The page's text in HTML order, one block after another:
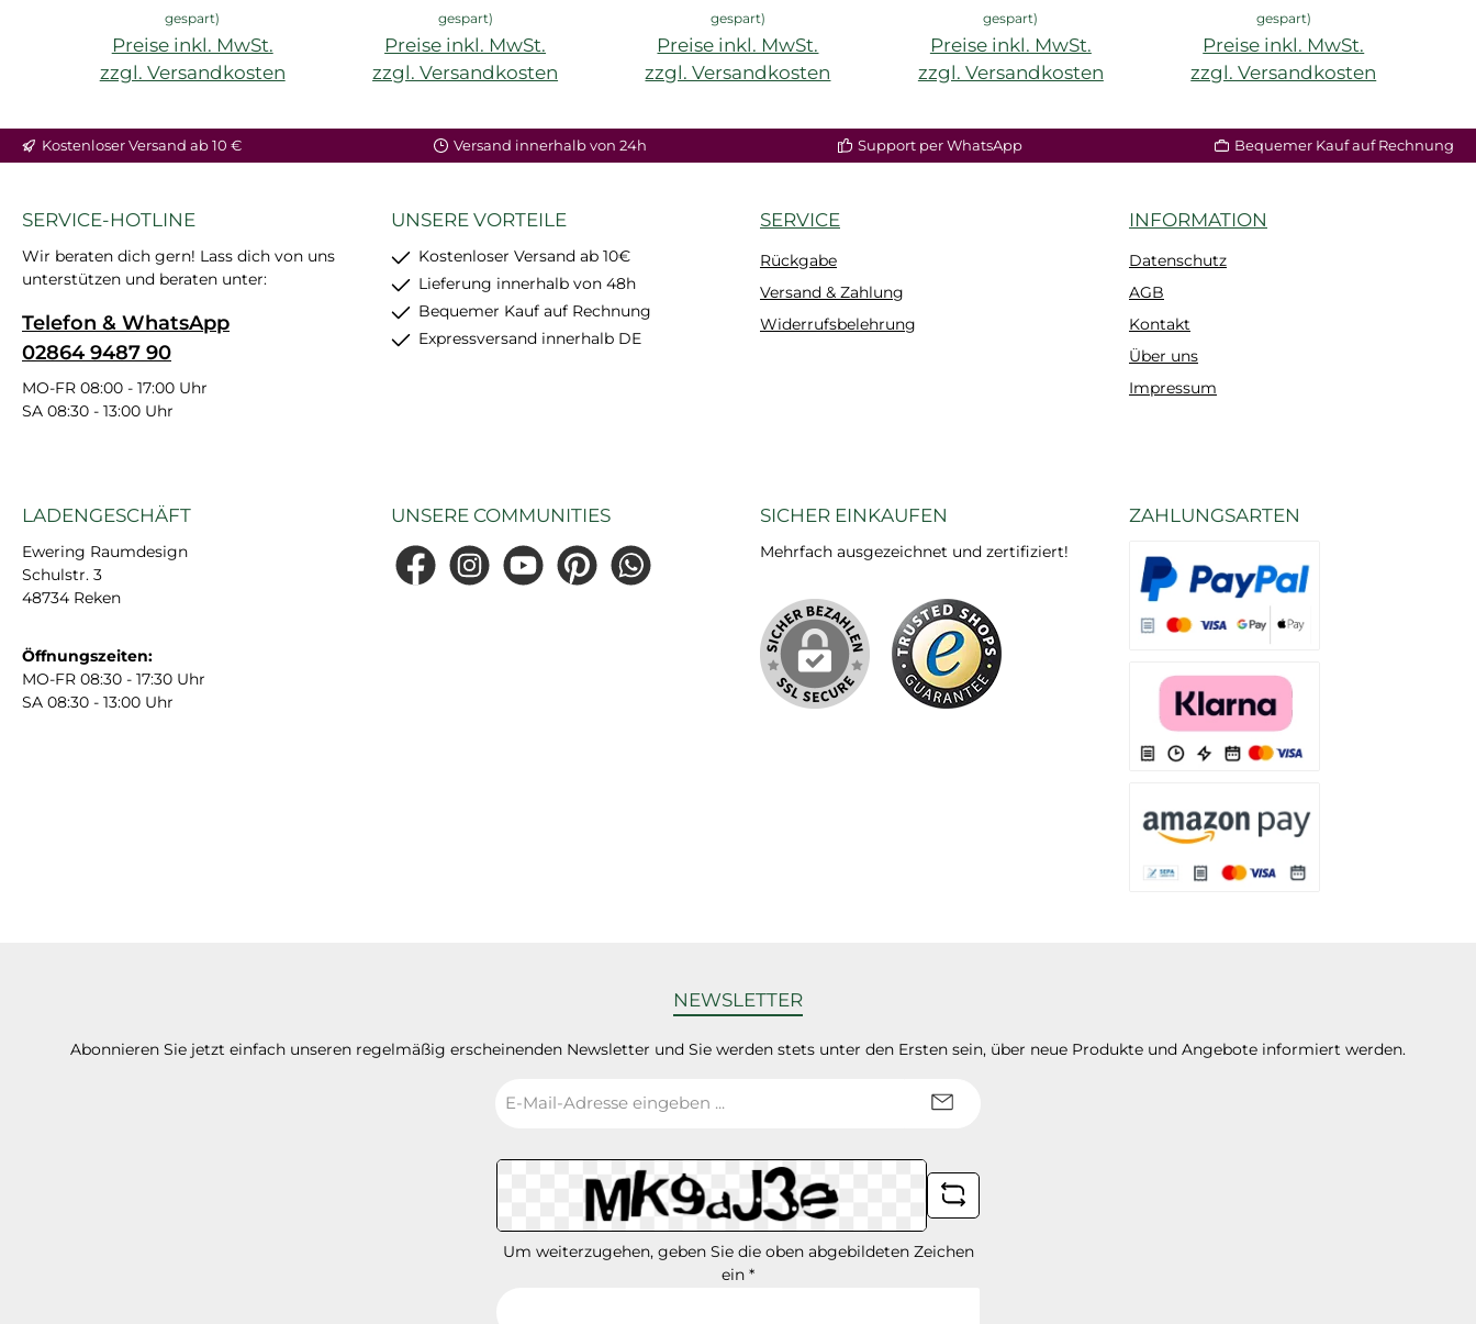
gespart)
Preise inkl. MwSt.
zzgl. Versandkosten
gespart)
Preise inkl. MwSt.
zzgl. Versandkosten
gespart)
Preise inkl. MwSt.
zzgl. Versandkosten
gespart)
Preise inkl. MwSt.
zzgl. Versandkosten
gespart)
Preise inkl. MwSt.
zzgl. Versandkosten
Kostenloser Versand ab 10 € Versand innerhalb von 24h Support per WhatsApp Bequemer Kauf auf Rechnung
SERVICE-HOTLINE
Wir beraten dich gern! Lass dich von uns
unterstützen und beraten unter:
Telefon & WhatsApp
02864 9487 90
MO-FR 08:00 - 17:00 Uhr
SA 08:30 - 13:00 Uhr
UNSERE VORTEILE
Kostenloser Versand ab 10€
Lieferung innerhalb von 48h
Bequemer Kauf auf Rechnung
Expressversand innerhalb DE
SERVICE
Rückgabe
Versand & Zahlung
Widerrufsbelehrung
INFORMATION
Datenschutz
AGB
Kontakt
Über uns
Impressum
LADENGESCHÄFT
Ewering Raumdesign
Schulstr. 3
48734 Reken
Öffnungszeiten:
MO-FR 08:30 - 17:30 Uhr
SA 08:30 - 13:00 Uhr
UNSERE COMMUNITIES
FacebookInstagramYouTubePinterestWhatsApp
SICHER EINKAUFEN
Mehrfach ausgezeichnet und zertifiziert!
ZAHLUNGSARTEN
NEWSLETTER
Abonnieren Sie jetzt einfach unseren regelmäßig erscheinenden Newsletter und Sie werden stets unter den Ersten sein, über neue Produkte und Angebote informiert werden.
Mail-
*
Um weiterzugehen, geben Sie die oben abgebildeten Zeichen
ein *